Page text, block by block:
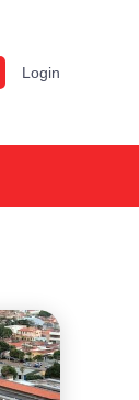
Login